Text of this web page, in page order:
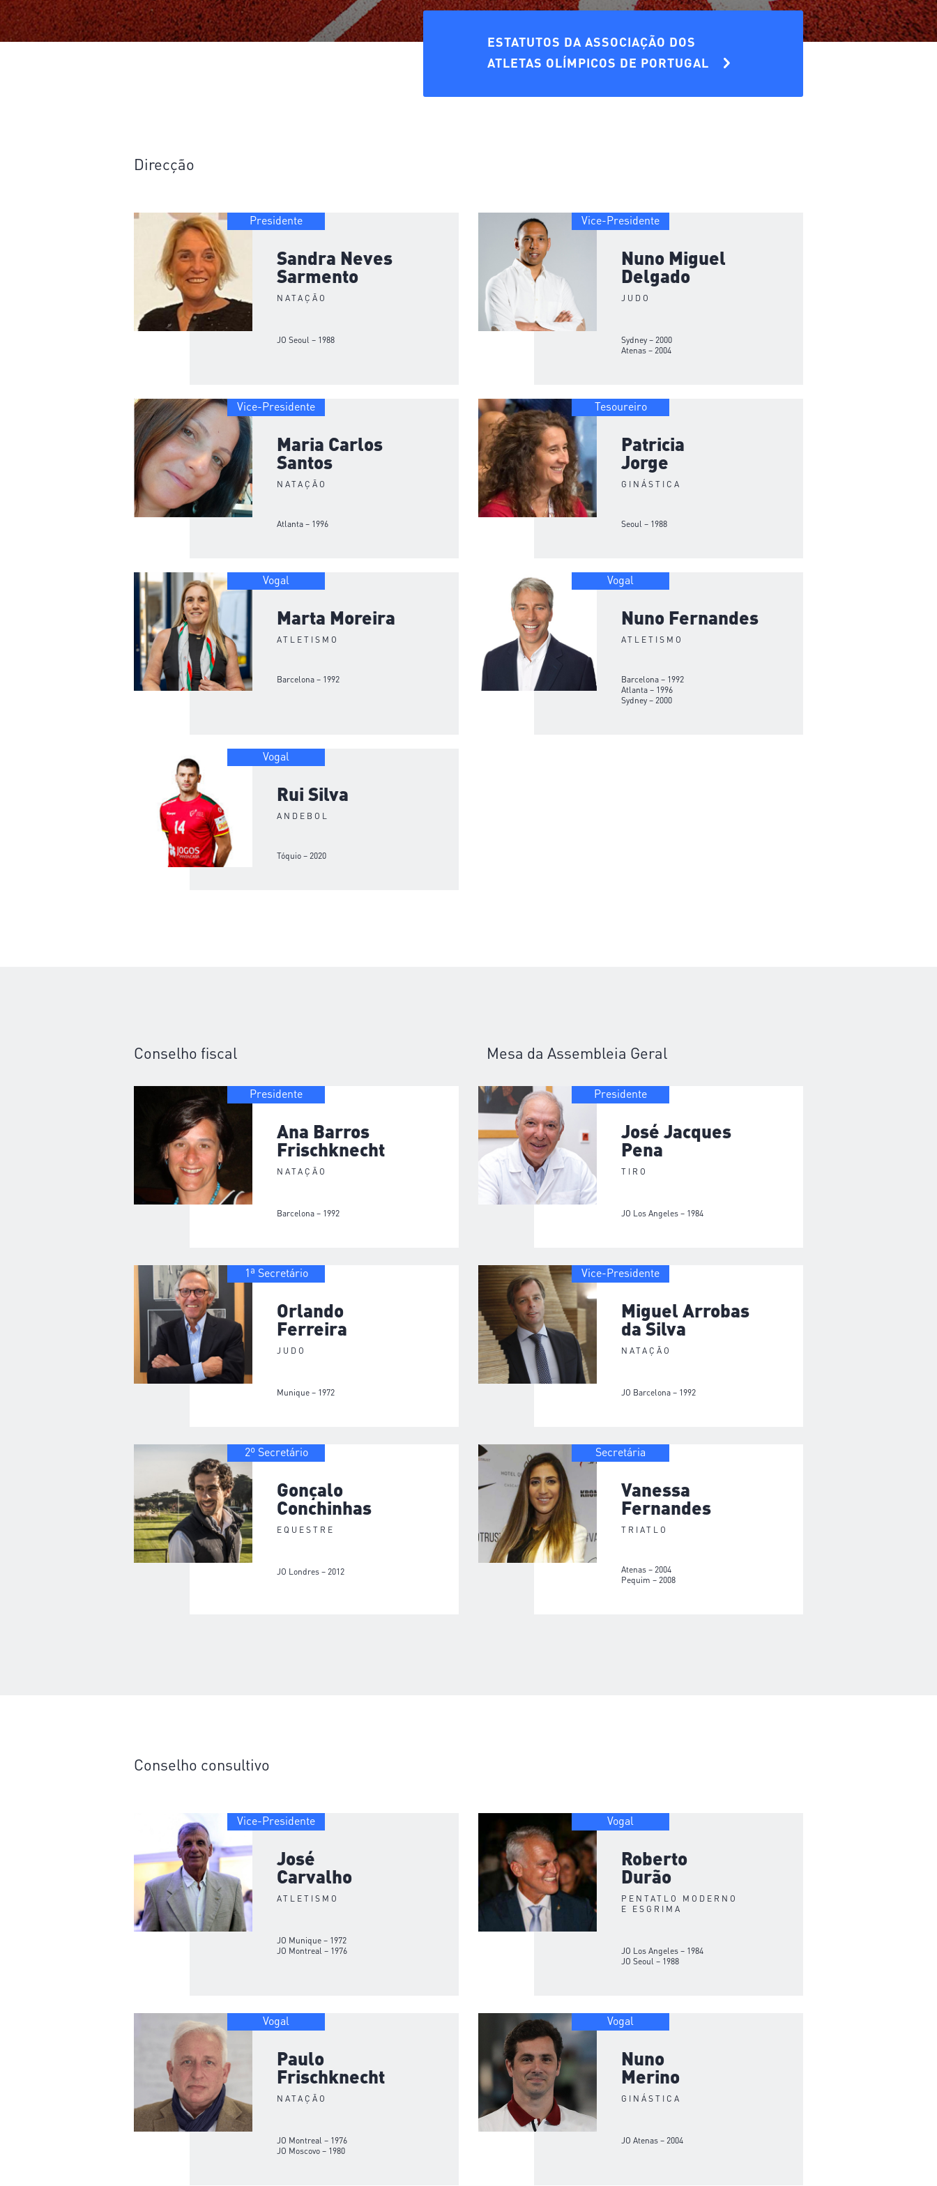
ESTATUTOS DA ASSOCIAÇÃO DOS
ATLETAS OLÍMPICOS DE PORTUGAL
Direcção
Presidente
Sandra Neves
Sarmento
NATAÇÃO
JO Seoul – 1988
Vice-Presidente
Nuno Miguel
Delgado
JUDO
Sydney – 2000
Atenas – 2004
Vice-Presidente
Maria Carlos
Santos
NATAÇÃO
Atlanta – 1996
Tesoureiro
Patricia
Jorge
GINÁSTICA
Seoul – 1988
Vogal
Marta Moreira
ATLETISMO
Barcelona – 1992
Vogal
Nuno Fernandes
ATLETISMO
Barcelona – 1992
Atlanta – 1996
Sydney – 2000
Vogal
Rui Silva
ANDEBOL
Tóquio – 2020
Conselho fiscal Mesa da Assembleia Geral
Presidente
Ana Barros
Frischknecht
NATAÇÃO
Barcelona – 1992
Presidente
José Jacques
Pena
TIRO
JO Los Angeles – 1984
1ª Secretário
Orlando
Ferreira
JUDO
Munique – 1972
Vice-Presidente
Miguel Arrobas
da Silva
NATAÇÃO
JO Barcelona – 1992
2º Secretário
Gonçalo
Conchinhas
EQUESTRE
JO Londres – 2012
Secretária
Vanessa
Fernandes
TRIATLO
Atenas – 2004
Pequim – 2008
Conselho consultivo
Vice-Presidente
José
Carvalho
ATLETISMO
JO Munique – 1972
JO Montreal – 1976
Vogal
Roberto
Durão
PENTATLO MODERNO
E ESGRIMA
JO Los Angeles – 1984
JO Seoul – 1988
Vogal
Paulo
Frischknecht
NATAÇÃO
JO Montreal – 1976
JO Moscovo – 1980
Vogal
Nuno
Merino
GINÁSTICA
JO Atenas – 2004